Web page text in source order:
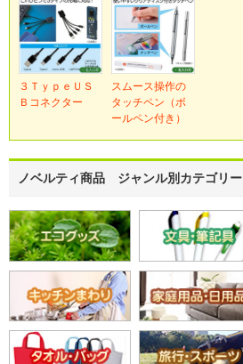
３ＴｙｐｅＵＳ
Ｂコネクター
スムース操作の
タッチペン（ボ
ールペン付き）
ノベルティ商品 ジャンル別カテゴリー